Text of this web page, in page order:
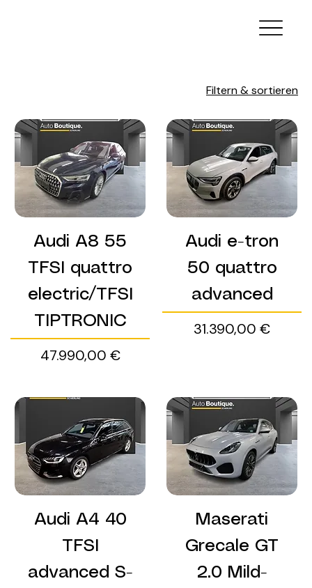
Filtern & sortieren
Audi A8 55
TFSI quattro
electric/TFSI
TIPTRONIC
Preis
47.990,00 €
Audi e-tron
50 quattro
advanced
Preis
31.390,00 €
Audi A4 40
TFSI
advanced S-
Maserati
Grecale GT
2.0 Mild-